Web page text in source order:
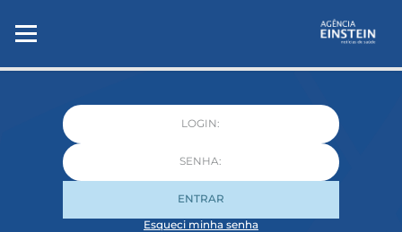
ENTRAR
Esqueci minha senha